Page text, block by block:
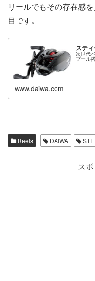
リールでもその存在感
目です。
ステ
次世代
プール
www.daiwa.com
Reels DAIWA
ス